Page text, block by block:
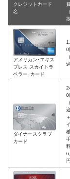
クレジットカード
名
アメリカン･エキス
プレス スカイトラ
ベラー･カード
0
ダイナースクラブ
カード
0
円